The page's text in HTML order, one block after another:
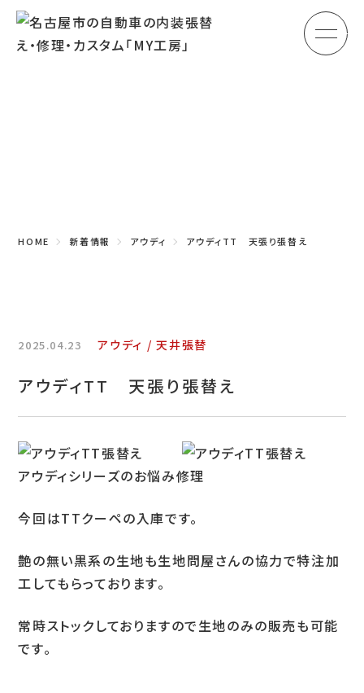
メ
お問い合わせ
特定商取引表示
新着情報
施工例
プライバシーポリシー
Tel.052-382-1913
HOME 新着情報 アウディ アウディTT 天張り張替え
2025.04.23 アウディ 天井張替
アウディTT 天張り張替え
アウディシリーズのお悩み修理
今回はTTクーペの入庫です。
艶の無い黒系の生地も生地問屋さんの協力で特注加
工してもらっております。
常時ストックしておりますので生地のみの販売も可能
です。